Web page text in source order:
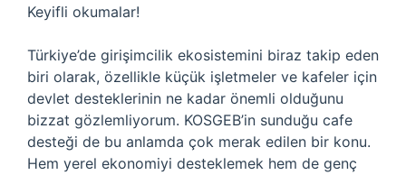
Keyifli okumalar!
Türkiye’de girişimcilik ekosistemini biraz takip eden
biri olarak, özellikle küçük işletmeler ve kafeler için
devlet desteklerinin ne kadar önemli olduğunu
bizzat gözlemliyorum. KOSGEB’in sunduğu cafe
desteği de bu anlamda çok merak edilen bir konu.
Hem yerel ekonomiyi desteklemek hem de genç